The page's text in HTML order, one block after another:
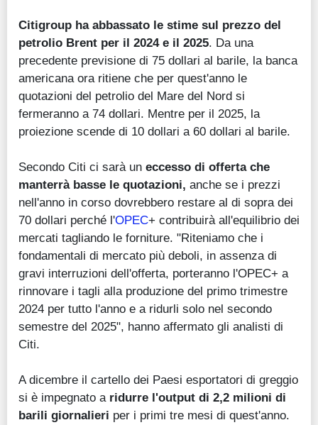
Citigroup ha abbassato le stime sul prezzo del
petrolio Brent per il 2024 e il 2025. Da una
precedente previsione di 75 dollari al barile, la banca
americana ora ritiene che per quest'anno le
quotazioni del petrolio del Mare del Nord si
fermeranno a 74 dollari. Mentre per il 2025, la
proiezione scende di 10 dollari a 60 dollari al barile.
Secondo Citi ci sarà un eccesso di offerta che
manterrà basse le quotazioni, anche se i prezzi
nell'anno in corso dovrebbero restare al di sopra dei
70 dollari perché l'OPEC+ contribuirà all'equilibrio dei
mercati tagliando le forniture. "Riteniamo che i
fondamentali di mercato più deboli, in assenza di
gravi interruzioni dell'offerta, porteranno l'OPEC+ a
rinnovare i tagli alla produzione del primo trimestre
2024 per tutto l'anno e a ridurli solo nel secondo
semestre del 2025", hanno affermato gli analisti di
Citi.
A dicembre il cartello dei Paesi esportatori di greggio
si è impegnato a ridurre l'output di 2,2 milioni di
barili giornalieri per i primi tre mesi di quest'anno.